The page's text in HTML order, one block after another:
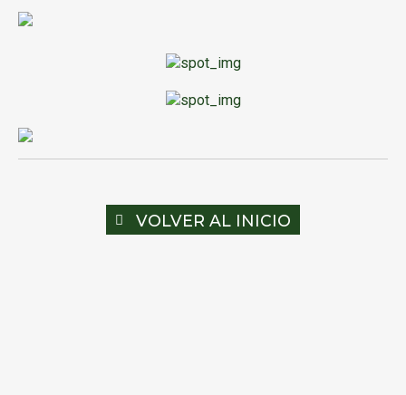
VOLVER AL INICIO